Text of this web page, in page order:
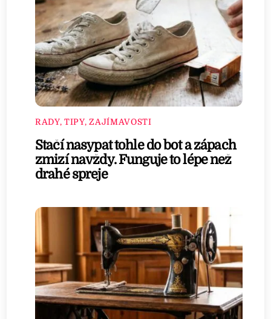
RADY, TIPY, ZAJÍMAVOSTI
Stačí nasypat tohle do bot a zápach
zmizí navždy. Funguje to lépe než
drahé spreje